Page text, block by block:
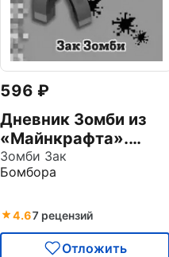
596
Дневник Зомби из
«Майнкрафта».
Книга 4. Ужасы
человеческой
Зомби Зак
Бомбора
4.67 рецензий
Отложить